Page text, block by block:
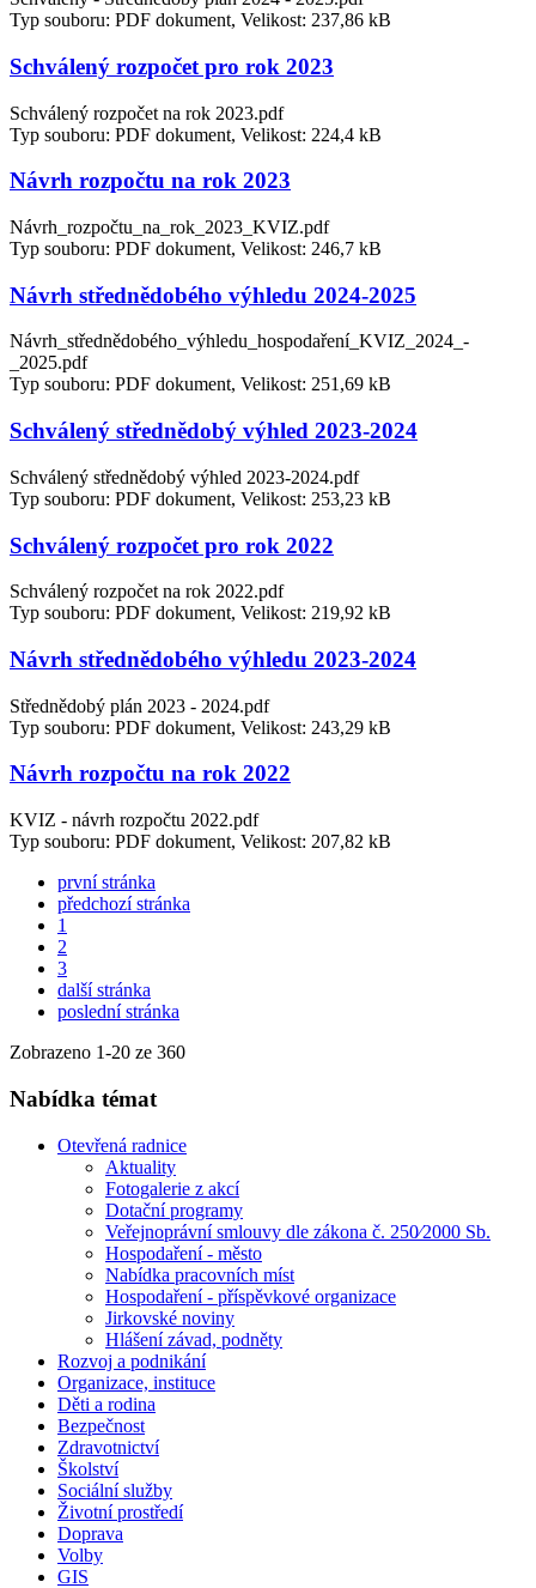
Typ souboru: PDF dokument, Velikost: 237,86 kB
Schválený rozpočet pro rok 2023
Schválený rozpočet na rok 2023.pdf
Typ souboru: PDF dokument, Velikost: 224,4 kB
Návrh rozpočtu na rok 2023
Návrh_rozpočtu_na_rok_2023_KVIZ.pdf
Typ souboru: PDF dokument, Velikost: 246,7 kB
Návrh střednědobého výhledu 2024-2025
Návrh_střednědobého_výhledu_hospodaření_KVIZ_2024_-
_2025.pdf
Typ souboru: PDF dokument, Velikost: 251,69 kB
Schválený střednědobý výhled 2023-2024
Schválený střednědobý výhled 2023-2024.pdf
Typ souboru: PDF dokument, Velikost: 253,23 kB
Schválený rozpočet pro rok 2022
Schválený rozpočet na rok 2022.pdf
Typ souboru: PDF dokument, Velikost: 219,92 kB
Návrh střednědobého výhledu 2023-2024
Střednědobý plán 2023 - 2024.pdf
Typ souboru: PDF dokument, Velikost: 243,29 kB
Návrh rozpočtu na rok 2022
KVIZ - návrh rozpočtu 2022.pdf
Typ souboru: PDF dokument, Velikost: 207,82 kB
první stránka
předchozí stránka
1
2
3
další stránka
poslední stránka
Zobrazeno 1-20 ze 360
Nabídka témat
Otevřená radnice
Aktuality
Fotogalerie z akcí
Dotační programy
Veřejnoprávní smlouvy dle zákona č. 250⁄2000 Sb.
Hospodaření - město
Nabídka pracovních míst
Hospodaření - příspěvkové organizace
Jirkovské noviny
Hlášení závad, podněty
Rozvoj a podnikání
Organizace, instituce
Děti a rodina
Bezpečnost
Zdravotnictví
Školství
Sociální služby
Životní prostředí
Doprava
Volby
GIS